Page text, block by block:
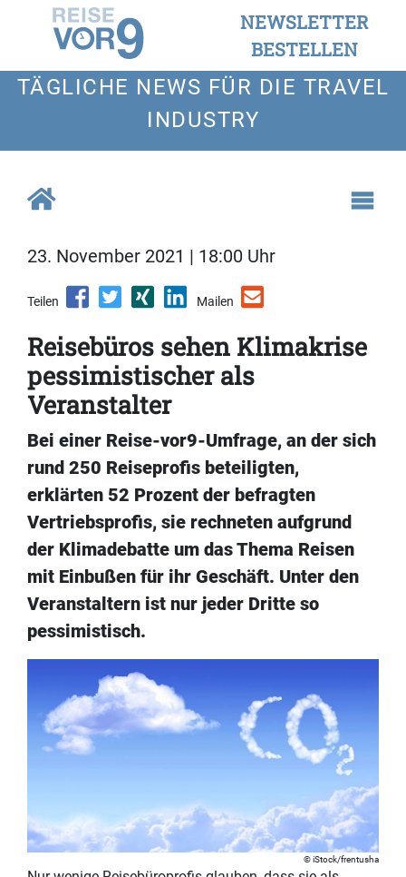
NEWSLETTER
BESTELLEN
TÄGLICHE NEWS FÜR DIE TRAVEL
INDUSTRY
23. November 2021 | 18:00 Uhr
Teilen Mailen
Reisebüros sehen Klimakrise
pessimistischer als
Veranstalter
Bei einer Reise-vor9-Umfrage, an der sich
rund 250 Reiseprofis beteiligten,
erklärten 52 Prozent der befragten
Vertriebsprofis, sie rechneten aufgrund
der Klimadebatte um das Thema Reisen
mit Einbußen für ihr Geschäft. Unter den
Veranstaltern ist nur jeder Dritte so
pessimistisch.
iStock/frentusha